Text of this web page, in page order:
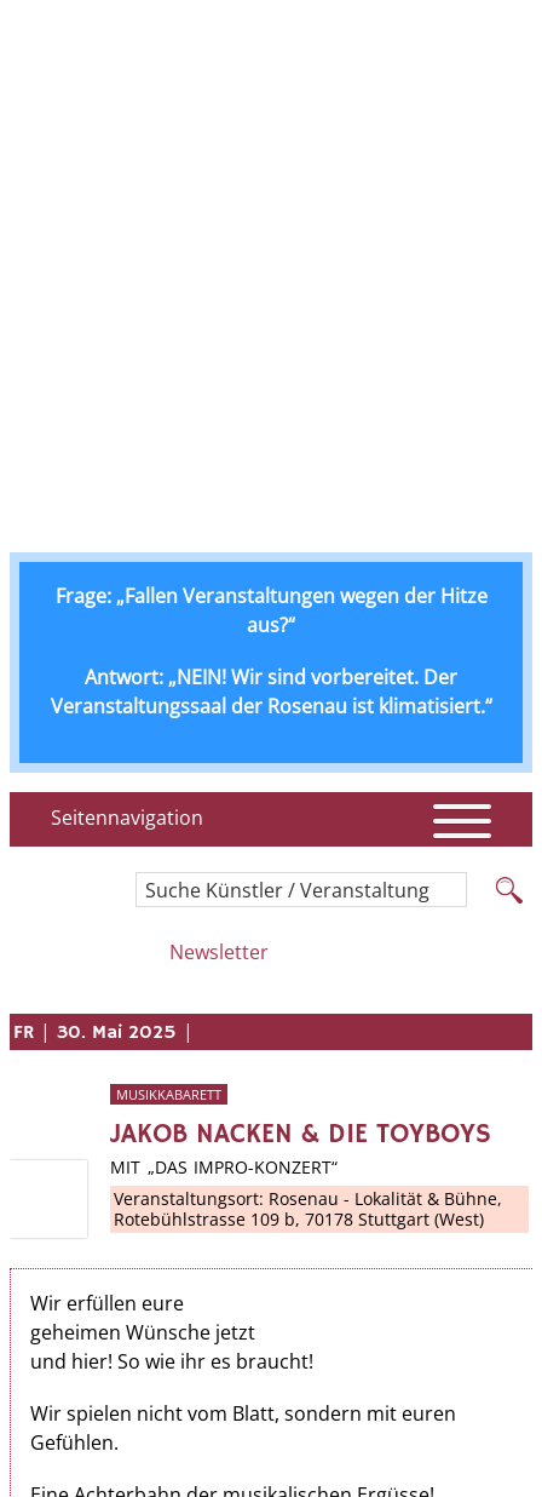
Frage: „Fallen Veranstaltungen wegen der Hitze
aus?“
Antwort: „NEIN! Wir sind vorbereitet. Der
Veranstaltungssaal der Rosenau ist klimatisiert.“
Seitennavigation
Suche Künstler / Veranstaltung
Newsletter
FR | 30. Mai 2025 |
MUSIKKABARETT
JAKOB NACKEN & DIE TOYBOYS
MIT „DAS IMPRO-KONZERT“
Veranstaltungsort: Rosenau - Lokalität & Bühne,
Rotebühlstrasse 109 b, 70178 Stuttgart (West)
Wir erfüllen eure
geheimen Wünsche jetzt
und hier! So wie ihr es braucht!
Wir spielen nicht vom Blatt, sondern mit euren
Gefühlen.